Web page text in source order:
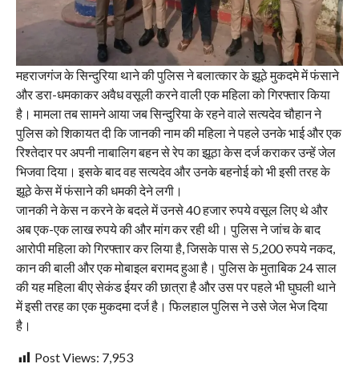
महराजगंज के सिन्दुरिया थाने की पुलिस ने बलात्कार के झूठे मुकदमे में फंसाने
और डरा-धमकाकर अवैध वसूली करने वाली एक महिला को गिरफ्तार किया
है। मामला तब सामने आया जब सिन्दुरिया के रहने वाले सत्यदेव चौहान ने
पुलिस को शिकायत दी कि जानकी नाम की महिला ने पहले उनके भाई और एक
रिश्तेदार पर अपनी नाबालिग बहन से रेप का झूठा केस दर्ज कराकर उन्हें जेल
भिजवा दिया। इसके बाद वह सत्यदेव और उनके बहनोई को भी इसी तरह के
झूठे केस में फंसाने की धमकी देने लगी।
जानकी ने केस न करने के बदले में उनसे 40 हजार रुपये वसूल लिए थे और
अब एक-एक लाख रुपये की और मांग कर रही थी। पुलिस ने जांच के बाद
आरोपी महिला को गिरफ्तार कर लिया है, जिसके पास से 5,200 रुपये नकद,
कान की बाली और एक मोबाइल बरामद हुआ है। पुलिस के मुताबिक 24 साल
की यह महिला बीए सेकंड ईयर की छात्रा है और उस पर पहले भी घुघली थाने
में इसी तरह का एक मुकदमा दर्ज है। फिलहाल पुलिस ने उसे जेल भेज दिया
है।
Post Views: 7,953